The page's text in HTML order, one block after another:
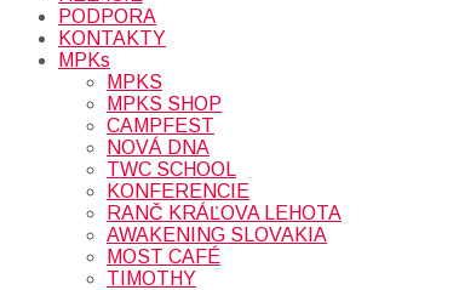
PODPORA
KONTAKTY
MPKs
MPKS
MPKS SHOP
CAMPFEST
NOVÁ DNA
TWC SCHOOL
KONFERENCIE
RANČ KRÁĽOVA LEHOTA
AWAKENING SLOVAKIA
MOST CAFÉ
TIMOTHY